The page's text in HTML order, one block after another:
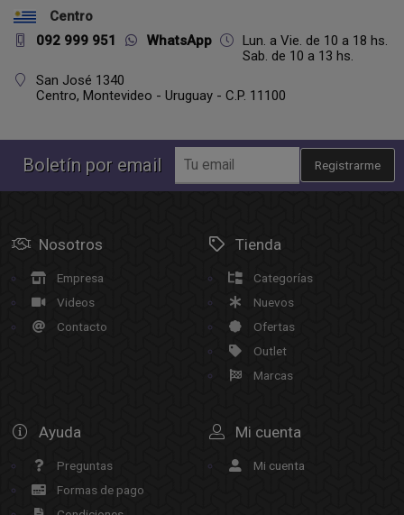
Centro
092 999 951
WhatsApp
Lun. a Vie. de 10 a 18 hs.
Sab. de 10 a 13 hs.
San José 1340
Centro, Montevideo - Uruguay - C.P. 11100
Boletín por email Registrarme
Nosotros
Empresa
Videos
Contacto
Tienda
Categorías
Nuevos
Ofertas
Outlet
Marcas
Ayuda
Preguntas
Formas de pago
Mi cuenta
Mi cuenta